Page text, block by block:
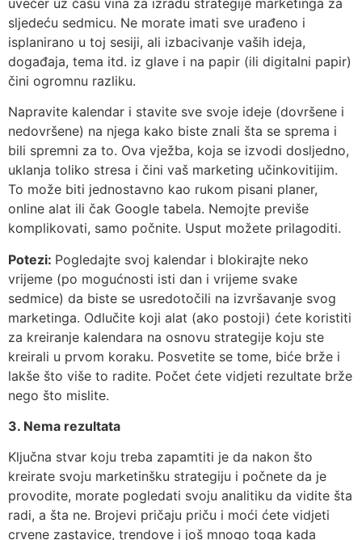
sljedeću sedmicu. Ne morate imati sve urađeno i
isplanirano u toj sesiji, ali izbacivanje vaših ideja,
događaja, tema itd. iz glave i na papir (ili digitalni papir)
čini ogromnu razliku.
Napravite kalendar i stavite sve svoje ideje (dovršene i
nedovršene) na njega kako biste znali šta se sprema i
bili spremni za to. Ova vježba, koja se izvodi dosljedno,
uklanja toliko stresa i čini vaš marketing učinkovitijim.
To može biti jednostavno kao rukom pisani planer,
online alat ili čak Google tabela. Nemojte previše
komplikovati, samo počnite. Usput možete prilagoditi.
Potezi: Pogledajte svoj kalendar i blokirajte neko
vrijeme (po mogućnosti isti dan i vrijeme svake
sedmice) da biste se usredotočili na izvršavanje svog
marketinga. Odlučite koji alat (ako postoji) ćete koristiti
za kreiranje kalendara na osnovu strategije koju ste
kreirali u prvom koraku. Posvetite se tome, biće brže i
lakše što više to radite. Počet ćete vidjeti rezultate brže
nego što mislite.
3. Nema rezultata
Ključna stvar koju treba zapamtiti je da nakon što
kreirate svoju marketinšku strategiju i počnete da je
provodite, morate pogledati svoju analitiku da vidite šta
radi, a šta ne. Brojevi pričaju priču i moći ćete vidjeti
crvene zastavice, trendove i još mnogo toga kada